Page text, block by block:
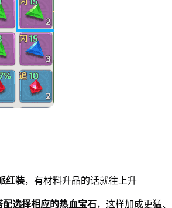
红装，有材料升品的话就往上升
选择相应的热血宝石，这样加成更猛、